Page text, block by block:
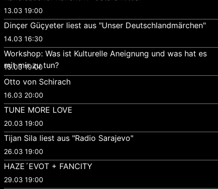
13.03 19:00
Dinçer Güçyeter liest aus "Unser Deutschlandmärchen"
14.03 16:30
Workshop: Was ist Kulturelle Aneignung und was hat es
mit mir zu tun?
15.03 19:00
Otto von Schirach
16.03 20:00
TUNE MORE LOVE
20.03 19:00
Tijan Sila liest aus "Radio Sarajevo"
26.03 19:00
HAZE´EVOT + FANCITY
29.03 19:00